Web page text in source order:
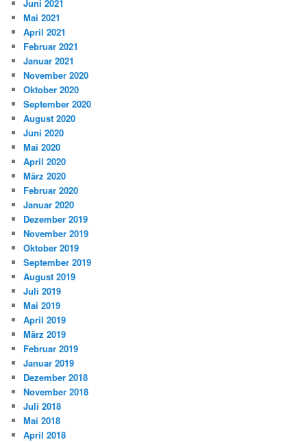
Juni 2021
Mai 2021
April 2021
Februar 2021
Januar 2021
November 2020
Oktober 2020
September 2020
August 2020
Juni 2020
Mai 2020
April 2020
März 2020
Februar 2020
Januar 2020
Dezember 2019
November 2019
Oktober 2019
September 2019
August 2019
Juli 2019
Mai 2019
April 2019
März 2019
Februar 2019
Januar 2019
Dezember 2018
November 2018
Juli 2018
Mai 2018
April 2018